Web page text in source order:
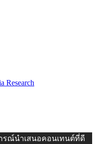
Research
รณ์นำเสนอคอนเทนต์ที่ดี